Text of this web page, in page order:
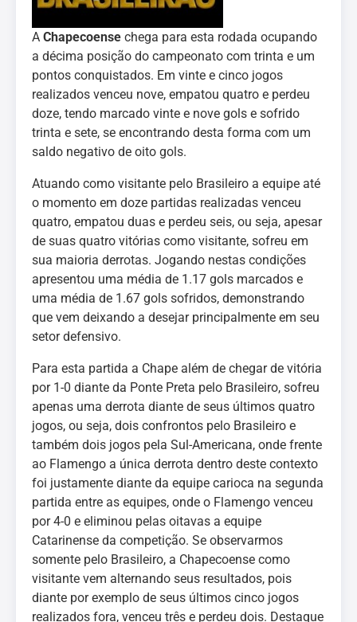
A Chapecoense chega para esta rodada ocupando
a décima posição do campeonato com trinta e um
pontos conquistados. Em vinte e cinco jogos
realizados venceu nove, empatou quatro e perdeu
doze, tendo marcado vinte e nove gols e sofrido
trinta e sete, se encontrando desta forma com um
saldo negativo de oito gols.
Atuando como visitante pelo Brasileiro a equipe até
o momento em doze partidas realizadas venceu
quatro, empatou duas e perdeu seis, ou seja, apesar
de suas quatro vitórias como visitante, sofreu em
sua maioria derrotas. Jogando nestas condições
apresentou uma média de 1.17 gols marcados e
uma média de 1.67 gols sofridos, demonstrando
que vem deixando a desejar principalmente em seu
setor defensivo.
Para esta partida a Chape além de chegar de vitória
por 1-0 diante da Ponte Preta pelo Brasileiro, sofreu
apenas uma derrota diante de seus últimos quatro
jogos, ou seja, dois confrontos pelo Brasileiro e
também dois jogos pela Sul-Americana, onde frente
ao Flamengo a única derrota dentro deste contexto
foi justamente diante da equipe carioca na segunda
partida entre as equipes, onde o Flamengo venceu
por 4-0 e eliminou pelas oitavas a equipe
Catarinense da competição. Se observarmos
somente pelo Brasileiro, a Chapecoense como
visitante vem alternando seus resultados, pois
diante por exemplo de seus últimos cinco jogos
realizados fora, venceu três e perdeu dois. Destaque